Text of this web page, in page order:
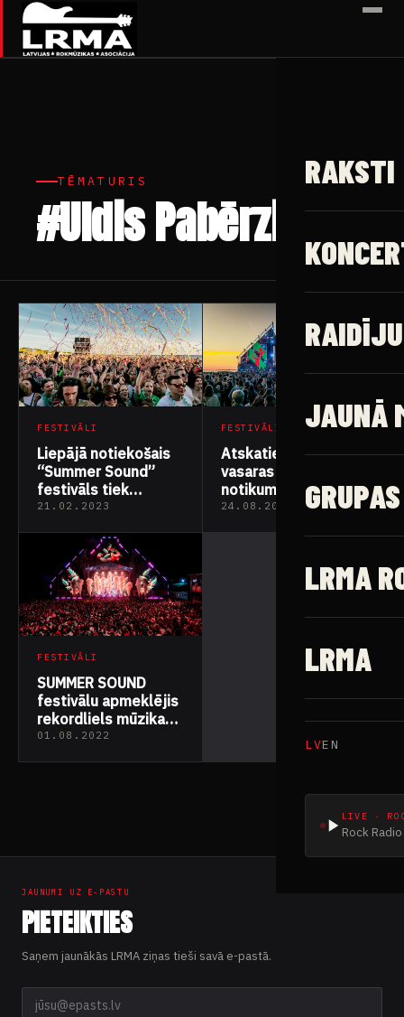
✕
RAKSTI
JAUNĀ
GRUPAS
LRMA
LRMA
LVEN
LIVE ·
Rock
TĒMATURIS
#Uldis Pabērzis
FESTIVĀLI
Liepājā notiekošais
“Summer Sound”
festivāls tiek
apbalvots ar divām
21.02.2023
FESTIVĀLI
Atskaties uz šīs
vasaras karstāko
notikumu –
“Summer Sound”
24.08.2022
FESTIVĀLI
SUMMER SOUND
festivālu apmeklējis
rekordliels mūzikas
un piedzīvojumu
01.08.2022
JAUNUMI UZ E-PASTU
PIETEIKTIES
Saņem jaunākās LRMA ziņas tieši savā e-pastā.